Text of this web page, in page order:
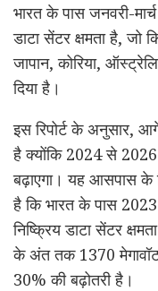
भारत के पास जनवरी-
डाटा सेंटर क्षमता है, जो
जापान, कोरिया,
दिया है।
इस रिपोर्ट के अनुसार,
है क्योंकि 2024 से 2026
बढ़ाएगा। यह आसपास के
है कि भारत के पास
निष्क्रिय डाटा सेंटर
के अंत तक 1370
30% की बढ़ोतरी है।